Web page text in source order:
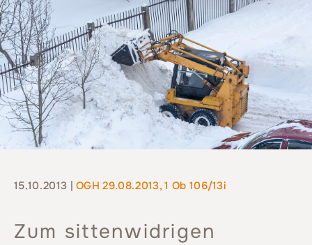
15.10.2013 |OGH 29.08.2013, 1 Ob 106/13i
Zum sittenwidrigen